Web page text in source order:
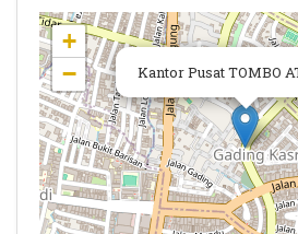
Kantor Pusat TOMBO
+
−